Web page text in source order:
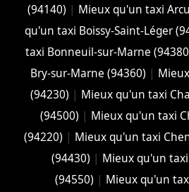
(94140) | Mieux qu'un taxi
qu'un taxi Boissy-Saint-Léger
taxi Bonneuil-sur-Marne
Bry-sur-Marne (94360) |
(94230) | Mieux qu'un taxi
(94500) | Mieux qu'un taxi
(94220) | Mieux qu'un taxi
(94430) | Mieux qu'un
(94550) | Mieux qu'un